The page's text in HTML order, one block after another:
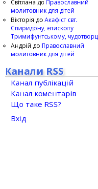
Світлана до Православний
молитовник для дітей
Вікторія до Акафіст свт.
Спиридону, єпископу
Тримифунтському,
Андрій до Православний
молитовник для дітей
Канали RSS
Канал публікацій
Канал коментарів
Що таке RSS?
Вхід